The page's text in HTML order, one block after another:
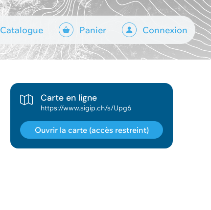
Catalogue Panier Connexion
Carte en ligne
https://www.sigip.ch/s/Upg6
Ouvrir la carte (accès restreint)